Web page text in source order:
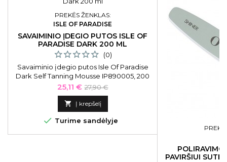
PREKĖS ŽENKLAS:
ISLE OF PARADISE
SAVAIMINIO ĮDEGIO PUTOS ISLE OF
PARADISE DARK 200 ML
(0)
Savaiminio įdegio putos Isle Of Paradise
Dark Self Tanning Mousse IP890005, 200
ml
Kaina
25,11 € Bazinė
kaina
27,90 €
 Į krepšelį
 Turime sandėlyje
PAVIRŠIUI